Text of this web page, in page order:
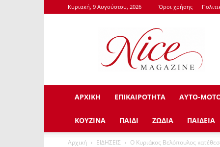
Κυριακή, 9 Αυγούστου, 2026 Όροι χρήσης
NiceMagazine.Gr
ΑΡΧΙΚΗ ΕΠΙΚΑΙΡΟΤΗΤΑ ΑΥΤΟ-
ΚΟΥΖΙΝΑ ΠΑΙΔΙ ΖΩΔΙΑ ΠΑΙΔΕΙΑ
Αρχική ΕΙΔΗΣΕΙΣ Ο Κυριάκος Βελόπουλος